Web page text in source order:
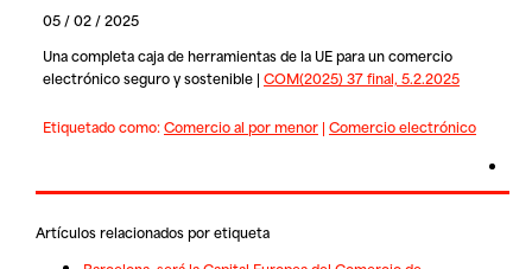
05 / 02 / 2025
Una completa caja de herramientas de la UE para un comercio
electrónico seguro y sostenible | COM(2025) 37 final, 5.2.2025
Etiquetado como:Comercio al por menor| Comercio electrónico
Artículos relacionados por etiqueta